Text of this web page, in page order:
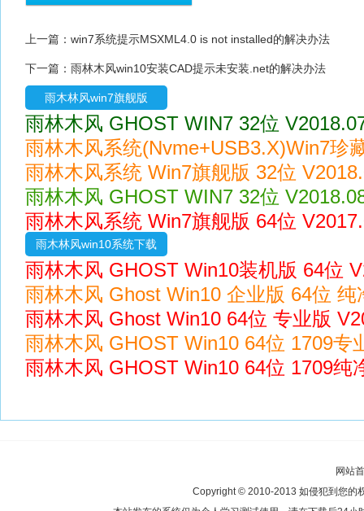
上一篇： win7系统提示MSXML4.0 is not installed的解决办法
下一篇： 雨林木风win10安装CAD提示未安装.net的解决办法
雨木林风win7旗舰版
雨林木风 GHOST WIN7 32位
雨林木风系统(Nvme+USB3.X)Win7珍
雨林木风系统 Win7旗舰版 32位
雨林木风 GHOST WIN7 32位
雨林木风系统 Win7旗舰版 64位
雨木林风win10系统下载
雨林木风 GHOST Win10装机版 64位
雨林木风 Ghost Win10 企业版 64位 纯
雨林木风 Ghost Win10 64位 专业版
雨林木风 GHOST Win10 64位 1709专
雨林木风 GHOST Win10 64位 1709纯
网站
Copyright © 2010-2013 如侵犯到您的